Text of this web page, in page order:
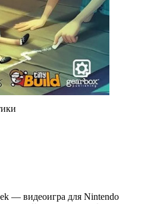
— видеоигра для Nintendo